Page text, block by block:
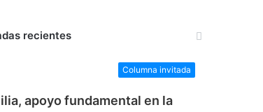
recientes
Columna invitada
apoyo fundamental en la